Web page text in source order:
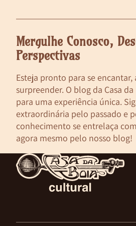
Mergulhe Conosco,
Perspectivas
Esteja pronto para se encantar,
surpreender. O blog da Casa
para uma experiência única.
extraordinária pelo passado e
conhecimento se entrelaça
agora mesmo pelo nosso blog!